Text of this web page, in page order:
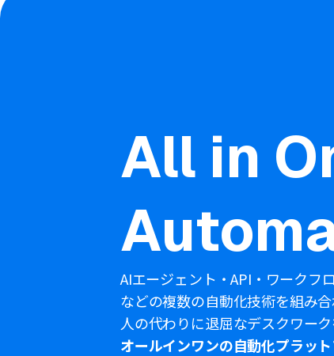
All in
AIエージェント・API・ワークフ
などの複数の自動化技術を組み合
人の代わりに退屈なデスクワー
オールインワンの自動化プラッ